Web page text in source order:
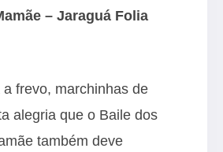
– Jaraguá Folia
frevo, marchinhas de
alegria que o Baile dos
também deve